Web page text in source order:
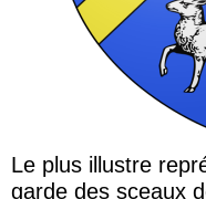
Le plus illustre
garde des sceaux